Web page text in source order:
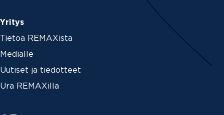
Yritys
Tietoa REMAXista
Medialle
Uutiset ja tiedotteet
Ura REMAXilla